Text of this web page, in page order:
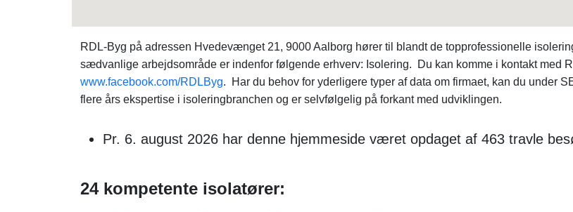
RDL-Byg på adressen Hvedevænget 21, 9000 Aalborg hører til blandt de topprofessionelle
sædvanlige arbejdsområde er indenfor følgende erhverv: Isolering. Du kan komme i kontakt med
www.facebook.com/RDLByg. Har du behov for yderligere typer af data om firmaet, kan du under
flere års ekspertise i isoleringbranchen og er selvfølgelig på forkant med udviklingen.
Pr. 6. august 2026 har denne hjemmeside været opdaget af 463 travle
24 kompetente isolatører: